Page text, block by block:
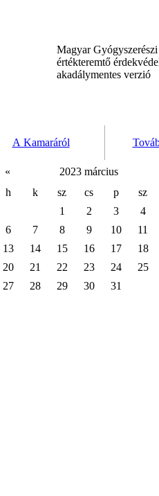
Magyar
értékteremtő
akadálymentes verzió
A Kamaráról
«
2023 március
h
k sz cs p
sz
1
2 3
4
6
7 8 9 10
11
13
14 15 16 17
18
20
21 22 23 24
25
27
28 29 30 31